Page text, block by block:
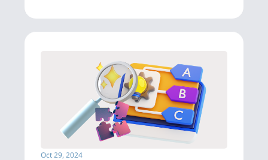
Oct 29, 2024